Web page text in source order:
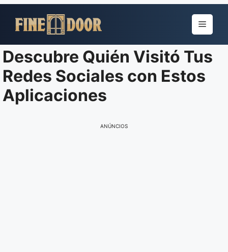
para
conteúdo
Menu
Descubre Quién Visitó Tus
Redes Sociales con Estos
Aplicaciones
ANÚNCIOS